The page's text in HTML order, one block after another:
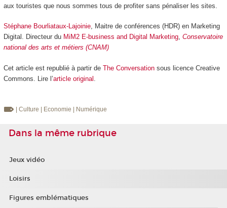
aux touristes que nous sommes tous de profiter sans pénaliser les sites.
Stéphane Bourliataux-Lajoinie, Maitre de conférences (HDR) en Marketing
Digital. Directeur du MiM2 E-business and Digital Marketing, Conservatoire
national des arts et métiers (CNAM)
Cet article est republié à partir de The Conversationsous licence Creative
Commons. Lire l’article original
| Culture | Economie | Numérique
Dans la même rubrique
Jeux vidéo
Loisirs
Figures emblématiques